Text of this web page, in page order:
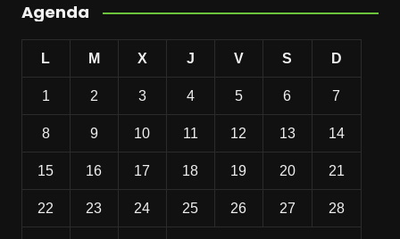
Agenda
L M X J V S D
1 2 3 4 5 6 7
8 9 10 11 12 13 14
15 16 17 18 19 20 21
22 23 24 25 26 27 28